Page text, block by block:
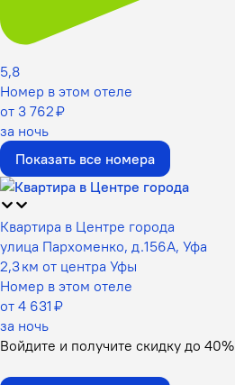
5,8
Номер в этом отеле
от 3 762 ₽
за ночь
Показать все номера
Квартира в Центре города
улица Пархоменко, д.156А, Уфа
2,3 км от центра Уфы
Номер в этом отеле
от 4 631 ₽
за ночь
Войдите и получите скидку до 40%